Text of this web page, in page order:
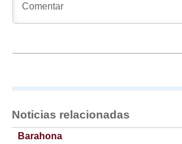
Noticias relacionadas
Barahona